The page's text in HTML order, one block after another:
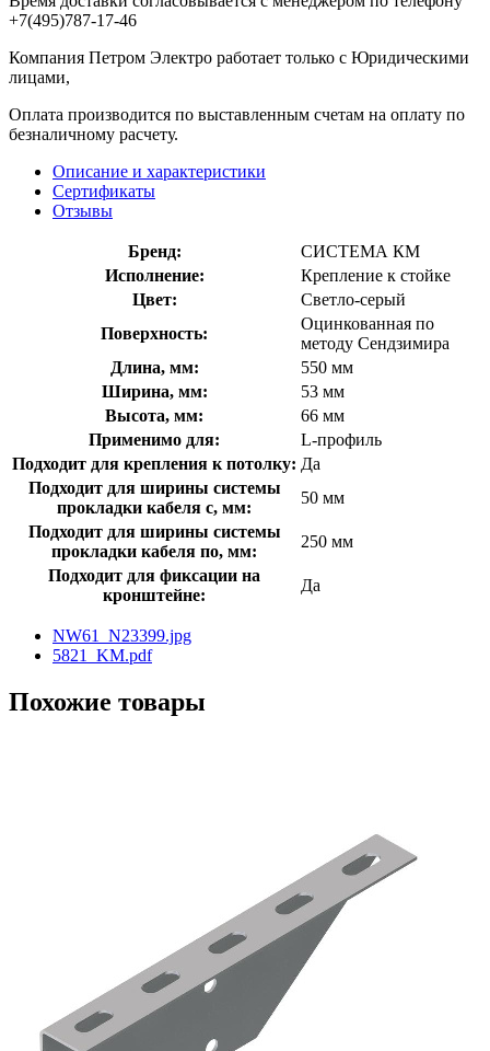
+7(495)787-17-46
Компания Петром Электро работает только с Юридическими
лицами,
Оплата производится по выставленным счетам на оплату по
безналичному расчету.
Описание и характеристики
Сертификаты
Отзывы
Бренд:
СИСТЕМА КМ
Исполнение:
Крепление к стойке
Цвет:
Светло-серый
Поверхность:
Оцинкованная по
методу Сендзимира
Длина, мм:
550 мм
Ширина, мм:
53 мм
Высота, мм:
66 мм
Применимо для:
L-профиль
Подходит для крепления к потолку: Да
Подходит для ширины системы
прокладки кабеля с, мм:
50 мм
Подходит для ширины системы
прокладки кабеля по, мм:
250 мм
Подходит для фиксации на
кронштейне:
Да
NW61_N23399.jpg
5821_KM.pdf
Похожие товары